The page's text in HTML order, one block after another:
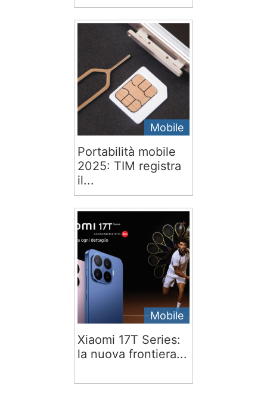
Mobile
Portabilità mobile
2025: TIM registra
il...
Mobile
Xiaomi 17T Series:
la nuova frontiera...